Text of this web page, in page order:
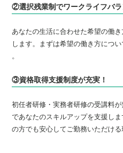
②選択残業制でワークライフバラ
あなたの生活に合わせた希望の働
します。まずは希望の働き方につ
。
③資格取得支援制度が充実！
初任者研修・実務者研修の受講料
であなたのスキルアップを支援し
の方でも安心してご勤務いただけ